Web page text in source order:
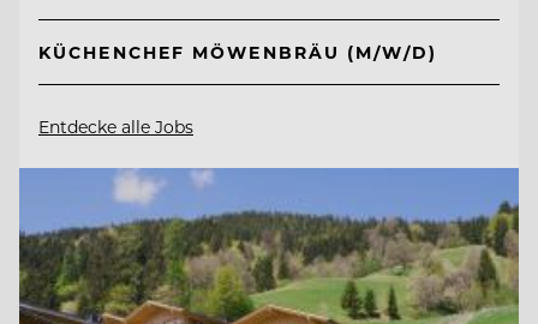
KÜCHENCHEF MÖWENBRÄU (M/W/D)
Entdecke alle Jobs